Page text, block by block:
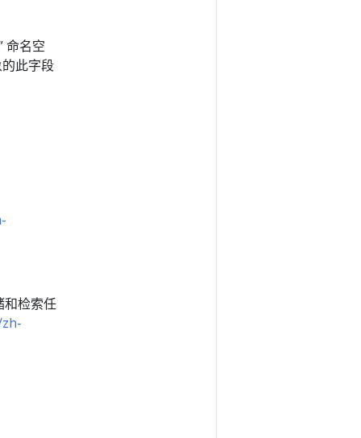
命名空
此字段
和检索任